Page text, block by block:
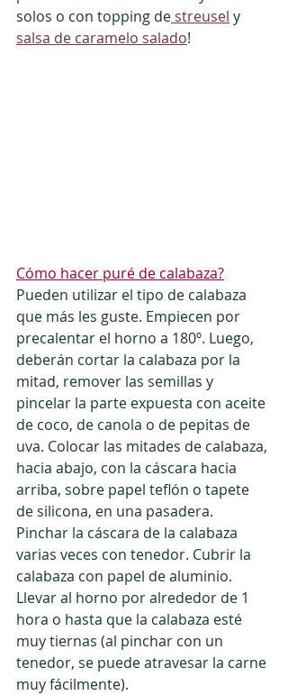
solos o con topping de streusel y
salsa de caramelo salado!
Cómo hacer puré de calabaza?
Pueden utilizar el tipo de calabaza
que más les guste. Empiecen por
precalentar el horno a 180º. Luego,
deberán cortar la calabaza por la
mitad, remover las semillas y
pincelar la parte expuesta con aceite
de coco, de canola o de pepitas de
uva. Colocar las mitades de calabaza,
hacia abajo, con la cáscara hacia
arriba, sobre papel teflón o tapete
de silicona, en una pasadera.
Pinchar la cáscara de la calabaza
varias veces con tenedor. Cubrir la
calabaza con papel de aluminio.
Llevar al horno por alrededor de 1
hora o hasta que la calabaza esté
muy tiernas (al pinchar con un
tenedor, se puede atravesar la carne
muy fácilmente).